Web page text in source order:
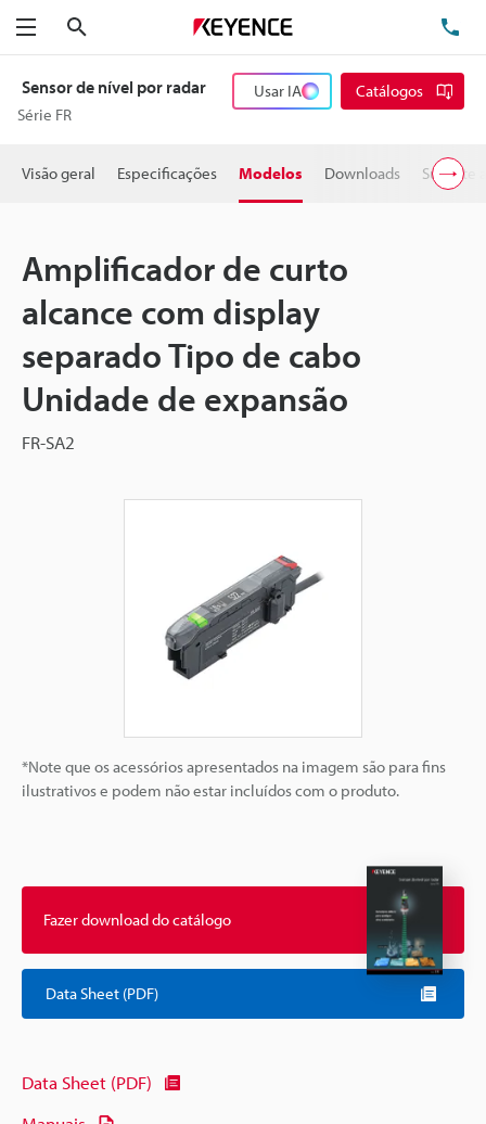
Menu
Sensor de nível por radar
Série FR
Usar IA Catálogos
Visão geral Especificações Modelos Downloads Suporte
Amplificador de curto
alcance com display
separado Tipo de cabo
Unidade de expansão
FR-SA2
*Note que os acessórios apresentados na imagem são para fins
ilustrativos e podem não estar incluídos com o produto.
Fazer download do catálogo
Data Sheet (PDF)
Data Sheet (PDF)